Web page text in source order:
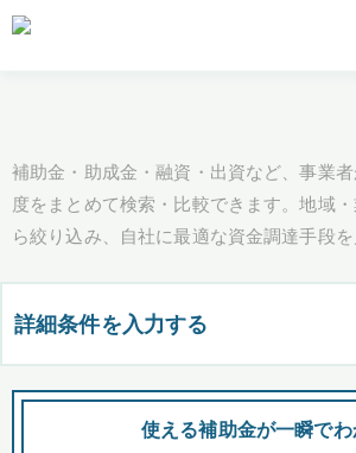
補助金・助成金・融資・出資など、事業
度をまとめて検索・比較できます。地域
ら絞り込み、自社に最適な資金調達手段を
詳細条件を入力する
都道府県
使える補助金が一瞬でわ